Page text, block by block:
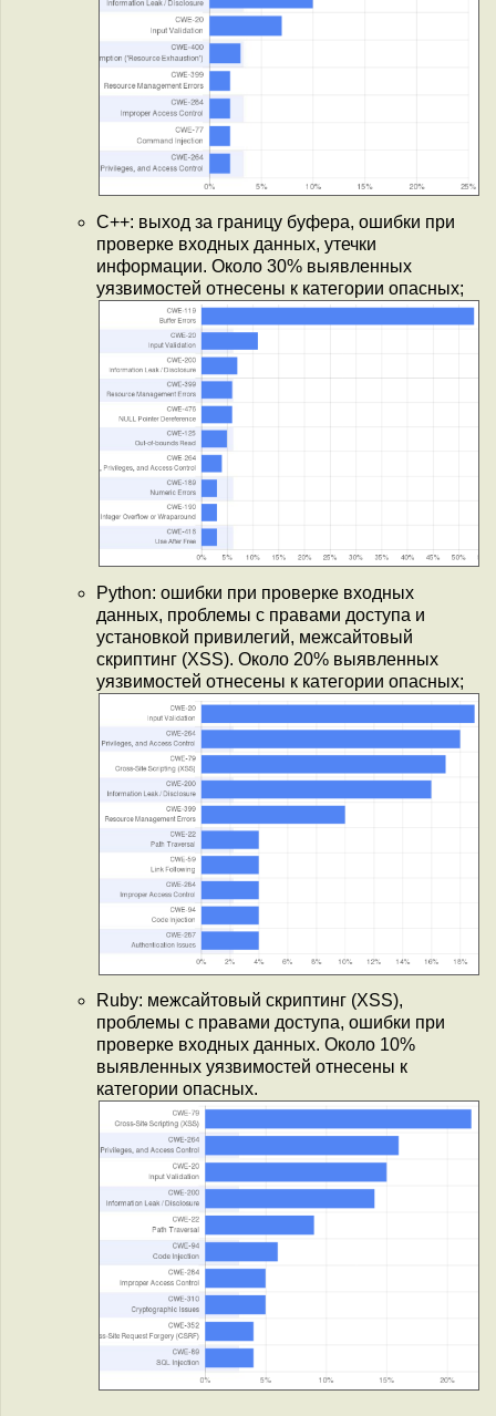
C++: выход за границу буфера, ошибки при
проверке входных данных, утечки
информации. Около 30% выявленных
уязвимостей отнесены к категории опасных;
Python: ошибки при проверке входных
данных, проблемы с правами доступа и
установкой привилегий, межсайтовый
скриптинг (XSS). Около 20% выявленных
уязвимостей отнесены к категории опасных;
Ruby: межсайтовый скриптинг (XSS),
проблемы с правами доступа, ошибки при
проверке входных данных. Около 10%
выявленных уязвимостей отнесены к
категории опасных.